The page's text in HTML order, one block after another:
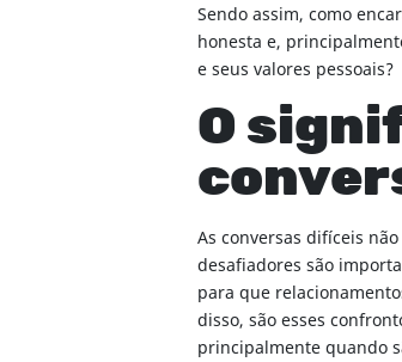
Sendo assim, como
honesta e,
e seus valores pessoais?
O
As conversas difíceis
desafiadores são
para que
disso, são esses
principalmente quando